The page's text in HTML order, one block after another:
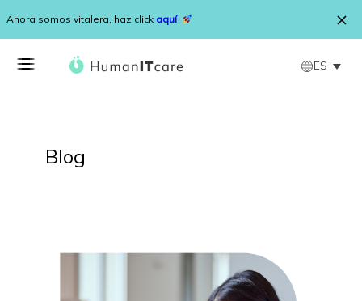
Ahora somos vitalera, haz click aquí
ES
Blog